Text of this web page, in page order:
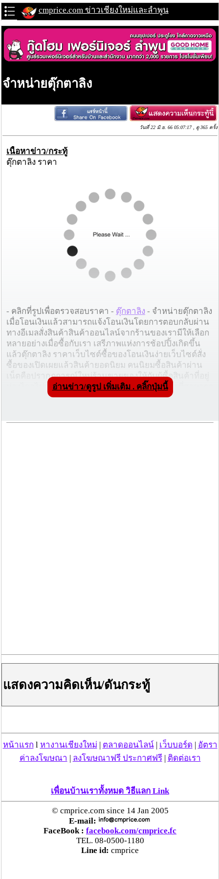
cmprice.com ข่าวเชียงใหม่และลำพูน
จำหน่ายตุ๊กตาลิง
วันที่ 22 มิ.ย. 66 05:07:17 , ดู 365 ครั้ง
เนื้อหาข่าว/กระทู้
ตุ๊กตาลิง ราคา
- คลิกที่รูปเพื่อตรวจสอบราคา - ตุ๊กตาลิง - จำหน่ายตุ๊กตาลิง
เมื่อโอนเงินแล้วสามารถแจ้งโอนเงินโดยการตอบกลับผ่าน
ทางอีเมลสั่งสินค้าสินค้าออนไลน์จากร้านของเรามีให้เลือก
หลายอย่างเมื่อซื้อกับเรา เสรีภาพแห่งการช้อปปิ้งเกิดขึ้น
แล้วตุ๊กตาลิง ราคาเว็บไซต์ซื้อของโอนเงินง่ายเว็บไซต์สั่ง
ซื้อของเปิดเผยแล้วสินค้ายอดนิยม คนนิยมซื้อสินค้าผ่าน
เน็ตคือปรากฏการณ์ใหม่ร้านขายของให้กับผู้ซื้อสินค้าที่อยู่
ห่างไกลไม่สะดวกเดินทางตุ๊กตาลิงร้านขายสินค้าที่สามารถ
ซื้อได้ทุกเวลา สั่งสินค้าจากเน็ตพบกับความมหัศจรรย์สินค้า
หวิดสูญเงินเกือบสองแสน โชคดีรู้ตัวเร็ว! รีบแจ้งตร.
ประสาน สตช.สายด่วน 1441 อายัดบัญชี-ตามเงินได้
คืนครบ
ตร.สภ.เมืองลำพูน ยึดยาบ้ากว่า 700 เม็ด หลังชาว
บ้านแจ้งพบถุงพลาสติกพันเทปสีดำต้องสงสัยในสวน
แม่สะเรียง ลุยตรวจ “สกุชชี่“ ของเล่นอันตราย พบไร้
มาตรฐานเสี่ยงอันตราย สั่งห้ามขาย-เตือนภัยผู้
อ่านข่าว/ดูรูป เพิ่มเติม . คลิ๊กปุ่มนี้
แสดงความคิดเห็น/ดันกระทู้
หน้าแรก l หางานเชียงใหม่ | ตลาดออนไลน์| เว็บบอร์ด | อัตรา
ค่าลงโฆษณา | ลงโฆษณาฟรี ประกาศฟรี| ติดต่อเรา
เพื่อนบ้านเราทั้งหมด วิธีแลก Link
© cmprice.com since 14 Jan 2005
E-mail:
FaceBook : facebook.com/cmprice.fc
TEL. 08-0500-1180
Line id: cmprice